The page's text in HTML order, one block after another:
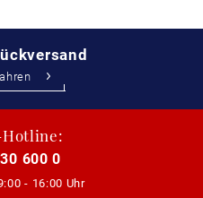
600 0
- 16:00 Uhr